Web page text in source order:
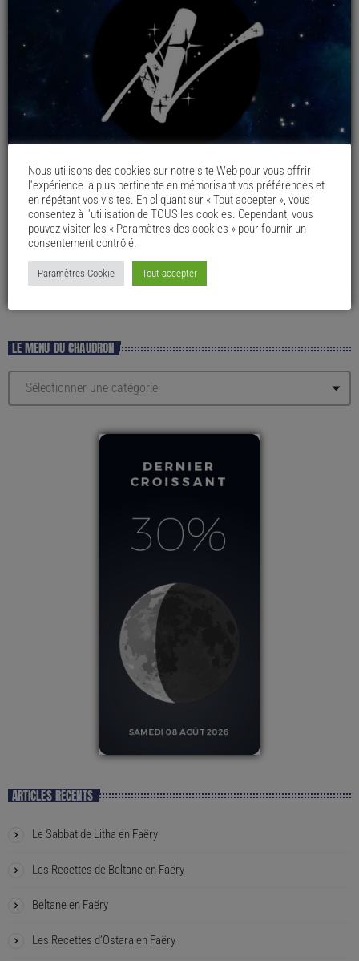
LE MENU DU CHAUDRON
ARTICLES RÉCENTS
Le Sabbat de Litha en Faëry
Les Recettes de Beltane en Faëry
Beltane en Faëry
Les Recettes d’Ostara en Faëry
Nous utilisons des cookies sur notre site Web pour vous offrir
l'expérience la plus pertinente en mémorisant vos préférences et
en répétant vos visites. En cliquant sur « Tout accepter », vous
consentez à l'utilisation de TOUS les cookies. Cependant, vous
pouvez visiter les « Paramètres des cookies » pour fournir un
consentement contrôlé.
Paramètres Cookie Tout accepter